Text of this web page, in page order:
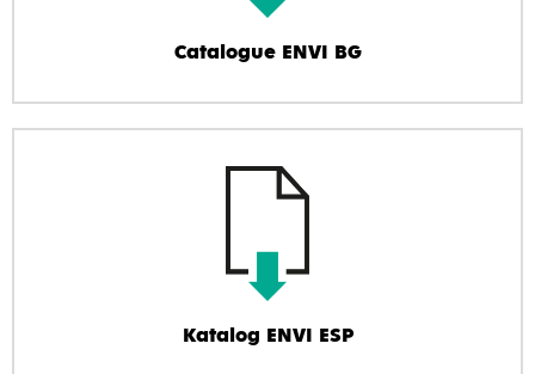
Catalogue ENVI BG
Katalog ENVI ESP